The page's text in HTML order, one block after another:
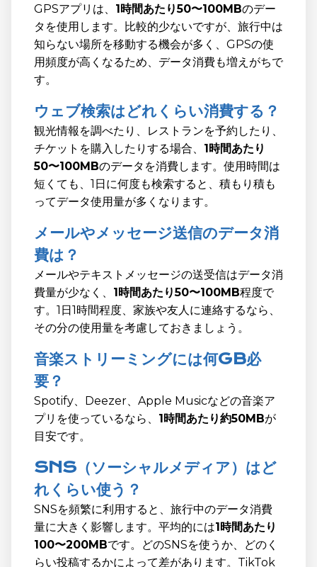
GPSアプリは、 1時間あたり50〜100MBのデー
タを使用します。比較的少ないですが、旅行中は
知らない場所を移動する機会が多く、GPSの使
用頻度が高くなるため、データ消費も増えがちで
す。
ウェブ検索はどれくらい消費する？
観光情報を調べたり、レストランを予約したり、
チケットを購入したりする場合、 1時間あたり
50〜100MBのデータを消費します。使用時間は
短くても、1日に何度も検索すると、積もり積も
ってデータ使用量が多くなります。
メールやメッセージ送信のデータ消
費は？
メールやテキストメッセージの送受信はデータ消
費量が少なく、 1時間あたり50〜100MB程度で
す。1日1時間程度、家族や友人に連絡するなら、
その分の使用量を考慮しておきましょう。
音楽ストリーミングには何GB必
要？
Spotify、Deezer、Apple Musicなどの音楽ア
プリを使っているなら、 1時間あたり約50MBが
目安です。
SNS（ソーシャルメディア）はど
れくらい使う？
SNSを頻繁に利用すると、旅行中のデータ消費
量に大きく影響します。平均的には1時間あたり
100〜200MBです。どのSNSを使うか、どのく
らい投稿するかによって差があります。TikTok